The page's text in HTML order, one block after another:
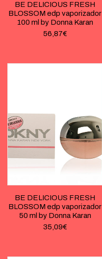
BE DELICIOUS FRESH
BLOSSOM edp vaporizador
100 ml by Donna Karan
56,87€
BE DELICIOUS FRESH
BLOSSOM edp vaporizador
50 ml by Donna Karan
35,09€